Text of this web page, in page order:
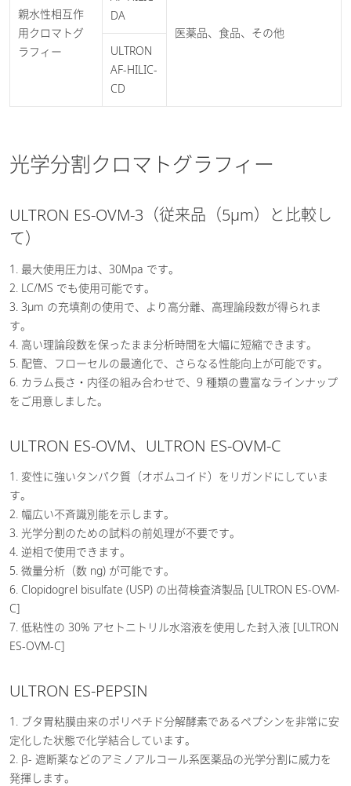
親水性相互作
用クロマトグ
ラフィー
DA
医薬品、食品、その他
ULTRON
AF-HILIC-
CD
光学分割クロマトグラフィー
ULTRON ES-OVM-3（従来品（5µm）と比較し
て）
1. 最大使用圧力は、30Mpa です。
2. LC/MS でも使用可能です。
3. 3µm の充填剤の使用で、より高分離、高理論段数が得られま
す。
4. 高い理論段数を保ったまま分析時間を大幅に短縮できます。
5. 配管、フローセルの最適化で、さらなる性能向上が可能です。
6. カラム長さ・内径の組み合わせで、9 種類の豊富なラインナップ
をご用意しました。
ULTRON ES-OVM、ULTRON ES-OVM-C
1. 変性に強いタンパク質（オボムコイド）をリガンドにしていま
す。
2. 幅広い不斉識別能を示します。
3. 光学分割のための試料の前処理が不要です。
4. 逆相で使用できます。
5. 微量分析（数 ng) が可能です。
6. Clopidogrel bisulfate (USP) の出荷検査済製品 [ULTRON ES-OVM-
C]
7. 低粘性の 30% アセトニトリル水溶液を使用した封入液 [ULTRON
ES-OVM-C]
ULTRON ES-PEPSIN
1. ブタ胃粘膜由来のポリペチド分解酵素であるペプシンを非常に安
定化した状態で化学結合しています。
2. β- 遮断薬などのアミノアルコール系医薬品の光学分割に威力を
発揮します。